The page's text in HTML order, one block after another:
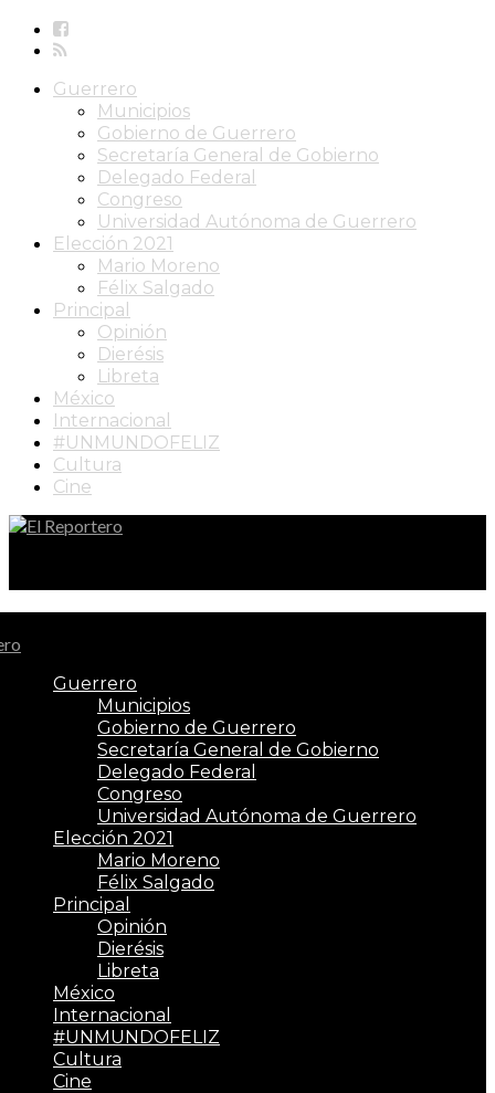
Guerrero
Municipios
Gobierno de Guerrero
Secretaría General de Gobierno
Delegado Federal
Congreso
Universidad Autónoma de Guerrero
Elección 2021
Mario Moreno
Félix Salgado
Principal
Opinión
Dierésis
Libreta
México
Internacional
#UNMUNDOFELIZ
Cultura
Cine
Guerrero
Municipios
Gobierno de Guerrero
Secretaría General de Gobierno
Delegado Federal
Congreso
Universidad Autónoma de Guerrero
Elección 2021
Mario Moreno
Félix Salgado
Principal
Opinión
Dierésis
Libreta
México
Internacional
#UNMUNDOFELIZ
Cultura
Cine